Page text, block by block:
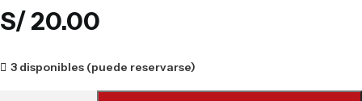
S/20.00
3 disponibles (puede reservarse)